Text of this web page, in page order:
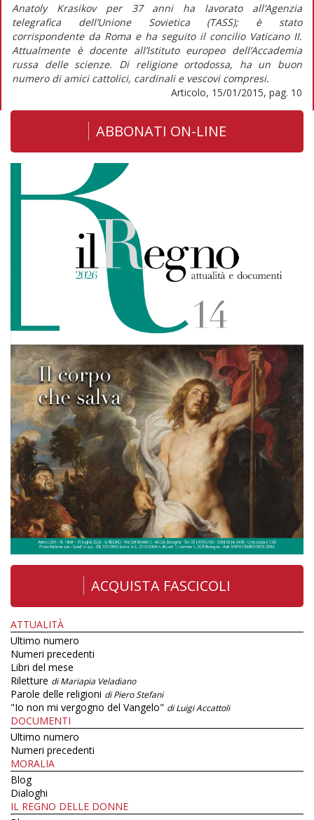
Anatoly Krasikov per 37 anni ha lavorato all’Agenzia
telegrafica dell’Unione Sovietica (TASS); è stato
corrispondente da Roma e ha seguito il concilio Vaticano II.
Attualmente è docente all’Istituto europeo dell’Accademia
russa delle scienze. Di religione ortodossa, ha un buon
numero di amici cattolici, cardinali e vescovi compresi.
Articolo, 15/01/2015, pag. 10
ABBONATI ON-LINE
ACQUISTA FASCICOLI
ATTUALITÀ
Ultimo numero
Numeri precedenti
Libri del mese
Riletture di Mariapia Veladiano
Parole delle religioni di Piero Stefani
"Io non mi vergogno del Vangelo" di Luigi Accattoli
DOCUMENTI
Ultimo numero
Numeri precedenti
MORALIA
Blog
Dialoghi
IL REGNO DELLE DONNE